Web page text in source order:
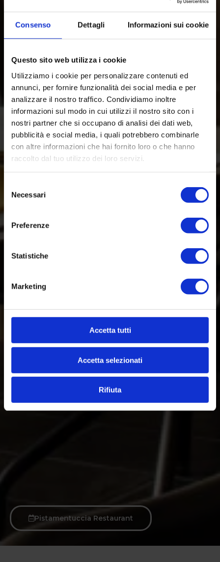
Consenso Dettagli Informazioni sui cookie
Questo sito web utilizza i cookie
Utilizziamo i cookie per personalizzare contenuti ed
annunci, per fornire funzionalità dei social media e per
analizzare il nostro traffico. Condividiamo inoltre
informazioni sul modo in cui utilizzi il nostro sito con i
nostri partner che si occupano di analisi dei dati web,
pubblicità e social media, i quali potrebbero combinarle
con altre informazioni che hai fornito loro o che hanno
raccolto dal tuo utilizzo dei loro servizi.
delNecessari
Preferenze
Statistiche
Marketing
Accetta tutti
Accetta selezionati
Rifiuta
Pistamentuccia Restaurant